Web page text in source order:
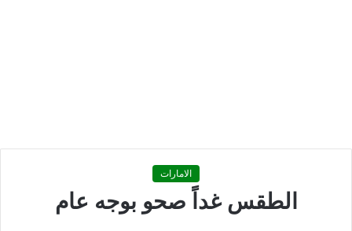
الامارات
الطقس غداً صحو بوجه عام